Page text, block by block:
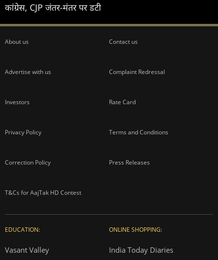
कांग्रेस, CJP जंतर-मंतर पर डटी
About us Contact us
Advertise with us Complaint Redressal
Investors Rate Card
Privacy Policy Terms and Conditions
Correction Policy Press Releases
T&Cs for AajTak HD Contest
EDUCATION:
Vasant Valley
ONLINE SHOPPING:
India Today Diaries